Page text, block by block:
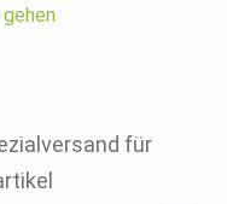
für